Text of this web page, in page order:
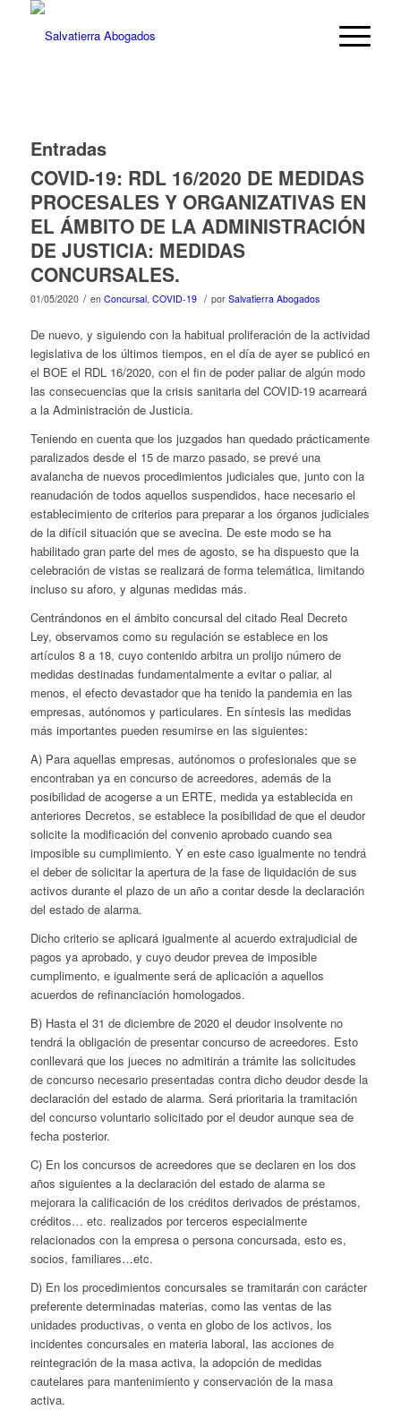
Entradas
COVID-19: RDL 16/2020 DE MEDIDAS
PROCESALES Y ORGANIZATIVAS EN
EL ÁMBITO DE LA ADMINISTRACIÓN
DE JUSTICIA: MEDIDAS
CONCURSALES.
01/05/2020 / en Concursal, COVID-19 / por Salvatierra Abogados
De nuevo, y siguiendo con la habitual proliferación de la actividad
legislativa de los últimos tiempos, en el día de ayer se publicó en
el BOE el RDL 16/2020, con el fin de poder paliar de algún modo
las consecuencias que la crisis sanitaria del COVID-19 acarreará
a la Administración de Justicia.
Teniendo en cuenta que los juzgados han quedado prácticamente
paralizados desde el 15 de marzo pasado, se prevé una
avalancha de nuevos procedimientos judiciales que, junto con la
reanudación de todos aquellos suspendidos, hace necesario el
establecimiento de criterios para preparar a los órganos judiciales
de la difícil situación que se avecina. De este modo se ha
habilitado gran parte del mes de agosto, se ha dispuesto que la
celebración de vistas se realizará de forma telemática, limitando
incluso su aforo, y algunas medidas más.
Centrándonos en el ámbito concursal del citado Real Decreto
Ley, observamos como su regulación se establece en los
artículos 8 a 18, cuyo contenido arbitra un prolijo número de
medidas destinadas fundamentalmente a evitar o paliar, al
menos, el efecto devastador que ha tenido la pandemia en las
empresas, autónomos y particulares. En síntesis las medidas
más importantes pueden resumirse en las siguientes:
A) Para aquellas empresas, autónomos o profesionales que se
encontraban ya en concurso de acreedores, además de la
posibilidad de acogerse a un ERTE, medida ya establecida en
anteriores Decretos, se establece la posibilidad de que el deudor
solicite la modificación del convenio aprobado cuando sea
imposible su cumplimiento. Y en este caso igualmente no tendrá
el deber de solicitar la apertura de la fase de liquidación de sus
activos durante el plazo de un año a contar desde la declaración
del estado de alarma.
Dicho criterio se aplicará igualmente al acuerdo extrajudicial de
pagos ya aprobado, y cuyo deudor prevea de imposible
cumplimento, e igualmente será de aplicación a aquellos
acuerdos de refinanciación homologados.
B) Hasta el 31 de diciembre de 2020 el deudor insolvente no
tendrá la obligación de presentar concurso de acreedores. Esto
conllevará que los jueces no admitirán a trámite las solicitudes
de concurso necesario presentadas contra dicho deudor desde la
declaración del estado de alarma. Será prioritaria la tramitación
del concurso voluntario solicitado por el deudor aunque sea de
fecha posterior.
C) En los concursos de acreedores que se declaren en los dos
años siguientes a la declaración del estado de alarma se
mejorara la calificación de los créditos derivados de préstamos,
créditos… etc. realizados por terceros especialmente
relacionados con la empresa o persona concursada, esto es,
socios, familiares…etc.
D) En los procedimientos concursales se tramitarán con carácter
preferente determinadas materias, como las ventas de las
unidades productivas, o venta en globo de los activos, los
incidentes concursales en materia laboral, las acciones de
reintegración de la masa activa, la adopción de medidas
cautelares para mantenimiento y conservación de la masa
activa.